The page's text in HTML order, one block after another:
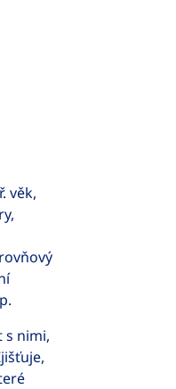
věk,
s nimi,